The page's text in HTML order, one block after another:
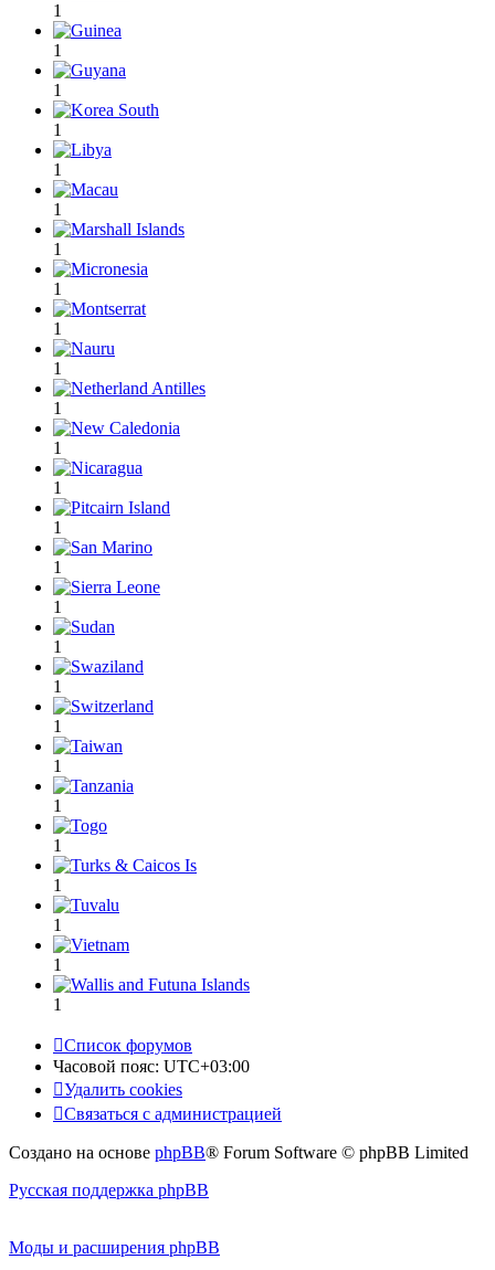
1
1
1
1
1
1
1
1
1
1
1
1
1
1
1
1
1
1
1
1
1
1
1
1
1
1
Список форумов
Часовой пояс: UTC+03:00
Удалить cookies
Связаться с администрацией
Создано на основе phpBB® Forum Software © phpBB Limited
Русская поддержка phpBB
Моды и расширения phpBB